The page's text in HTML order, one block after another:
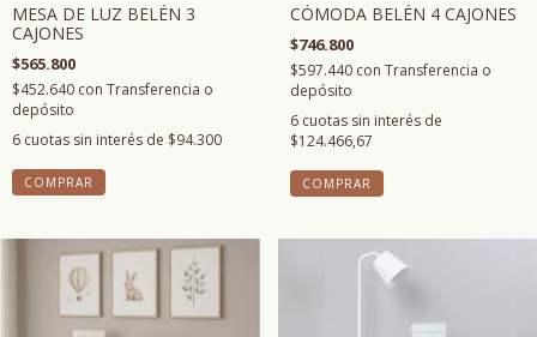
MESA DE LUZ BELÉN 3
CAJONES
$565.800
$452.640 con Transferencia o
depósito
6 cuotas sin interés de $94.300
COMPRAR
CÓMODA BELÉN 4 CAJONES
$746.800
$597.440 con Transferencia o
depósito
6 cuotas sin interés de
$124.466,67
COMPRAR